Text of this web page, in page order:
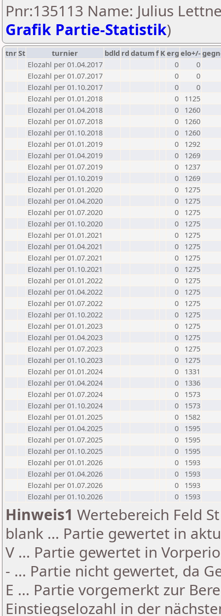
Pnr:135113 Name: Julius
Grafik Partie-Statistik)
tnrSt turnier bdld rd datumf Kerg elo+/-
Elozahl per 01.04.2017
0
0
Elozahl per 01.07.2017
0
0
Elozahl per 01.10.2017
0
0
Elozahl per 01.01.2018
0
1125
Elozahl per 01.04.2018
0
1260
Elozahl per 01.07.2018
0
1260
Elozahl per 01.10.2018
0
1260
Elozahl per 01.01.2019
0
1292
Elozahl per 01.04.2019
0
1269
Elozahl per 01.07.2019
0
1237
Elozahl per 01.10.2019
0
1269
Elozahl per 01.01.2020
0
1275
Elozahl per 01.04.2020
0
1275
Elozahl per 01.07.2020
0
1275
Elozahl per 01.10.2020
0
1275
Elozahl per 01.01.2021
0
1275
Elozahl per 01.04.2021
0
1275
Elozahl per 01.07.2021
0
1275
Elozahl per 01.10.2021
0
1275
Elozahl per 01.01.2022
0
1275
Elozahl per 01.04.2022
0
1275
Elozahl per 01.07.2022
0
1275
Elozahl per 01.10.2022
0
1275
Elozahl per 01.01.2023
0
1275
Elozahl per 01.04.2023
0
1275
Elozahl per 01.07.2023
0
1275
Elozahl per 01.10.2023
0
1275
Elozahl per 01.01.2024
0
1331
Elozahl per 01.04.2024
0
1336
Elozahl per 01.07.2024
0
1573
Elozahl per 01.10.2024
0
1573
Elozahl per 01.01.2025
0
1582
Elozahl per 01.04.2025
0
1595
Elozahl per 01.07.2025
0
1595
Elozahl per 01.10.2025
0
1595
Elozahl per 01.01.2026
0
1593
Elozahl per 01.04.2026
0
1593
Elozahl per 01.07.2026
0
1593
Elozahl per 01.10.2026
0 1593
Hinweis1 Wertebereich Feld
blank ... Partie gewertet in
V ... Partie gewertet in
- ... Partie nicht gewertet, da
E ... Partie vorgemerkt zur
Einstiegselozahl in der